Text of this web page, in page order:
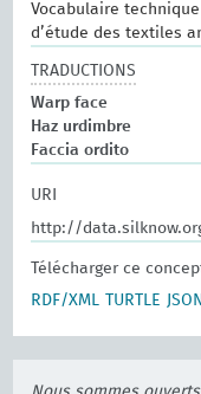
Vocabulaire
d’étude des textiles
TRADUCTIONS
Warp face
Haz urdimbre
Faccia ordito
URI
http://
Télécharger ce
RDF/XML
TURTLE